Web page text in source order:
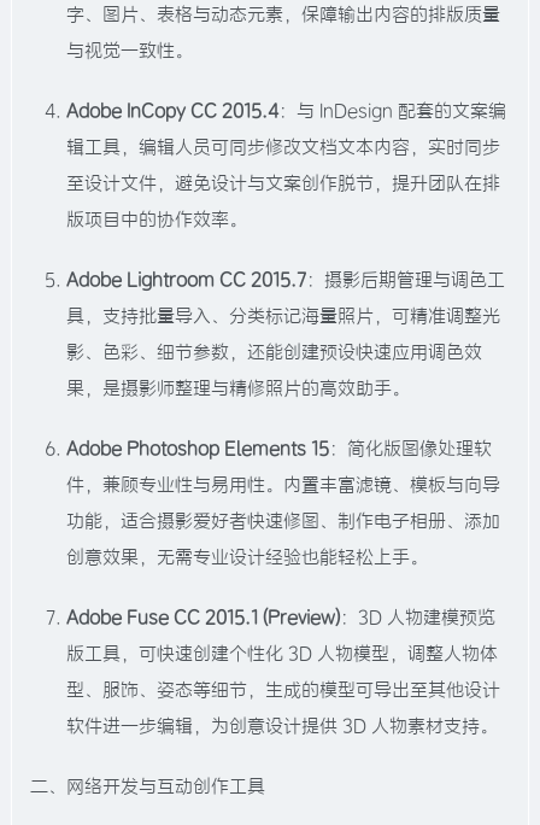
字、图片、表格与动态元素，保障输出内容的排版质量
与视觉一致性。​
Adobe InCopy CC 2015.4：与 InDesign 配套的文案编
辑工具，编辑人员可同步修改文档文本内容，实时同步
至设计文件，避免设计与文案创作脱节，提升团队在排
版项目中的协作效率。​
Adobe Lightroom CC 2015.7：摄影后期管理与调色工
具，支持批量导入、分类标记海量照片，可精准调整光
影、色彩、细节参数，还能创建预设快速应用调色效
果，是摄影师整理与精修照片的高效助手。​
Adobe Photoshop Elements 15：简化版图像处理软
件，兼顾专业性与易用性。内置丰富滤镜、模板与向导
功能，适合摄影爱好者快速修图、制作电子相册、添加
创意效果，无需专业设计经验也能轻松上手。​
Adobe Fuse CC 2015.1 (Preview)：3D 人物建模预览
版工具，可快速创建个性化 3D 人物模型，调整人物体
型、服饰、姿态等细节，生成的模型可导出至其他设计
软件进一步编辑，为创意设计提供 3D 人物素材支持。​
二、网络开发与互动创作工具​